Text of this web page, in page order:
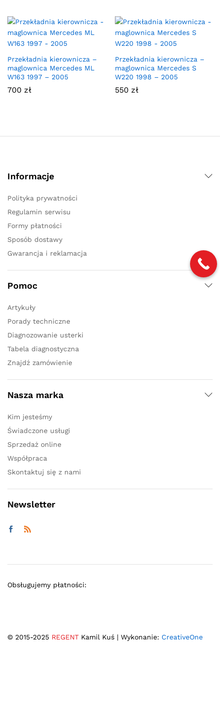
Przekładnia kierownicza –
maglownica Mercedes ML
W163 1997 – 2005
700 zł
Przekładnia kierownicza –
maglownica Mercedes S
W220 1998 – 2005
550 zł
Informacje
Polityka prywatności
Regulamin serwisu
Formy płatności
Sposób dostawy
Gwarancja i reklamacja
Pomoc
Artykuły
Porady techniczne
Diagnozowanie usterki
Tabela diagnostyczna
Znajdź zamówienie
Nasza marka
Kim jesteśmy
Świadczone usługi
Sprzedaż online
Współpraca
Skontaktuj się z nami
Newsletter
© 2015-2025 REGENT Kamil Kuś | Wykonanie: CreativeOne
Obsługujemy płatności: